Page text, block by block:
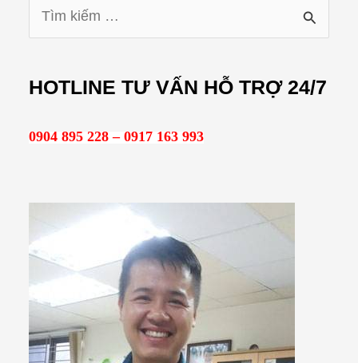
m
i
HOTLINE TƯ VẤN HỖ TRỢ 24/7
0904 895 228 – 0917 163 993